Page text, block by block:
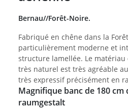
Bernau//Forêt-Noire.
Fabriqué en chêne dans la
particulièrement moderne et
structure lamellée. Le
très naturel est très agréable
très expressif précisément en
Magnifique banc de 180 cm
raumgestalt